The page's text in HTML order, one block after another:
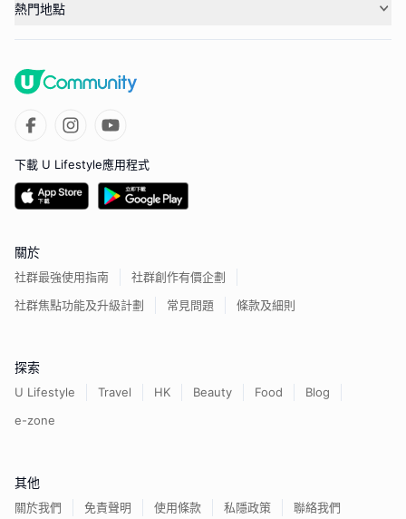
熱門地點
下載 U Lifestyle應用程式
關於
社群最強使用指南
社群創作有價企劃
社群焦點功能及升級計劃
常見問題 條款及細則
探索
U Lifestyle Travel HK Beauty Food
Blog
e-zone
其他
關於我們 免責聲明 使用條款 私隱政策 聯絡我們